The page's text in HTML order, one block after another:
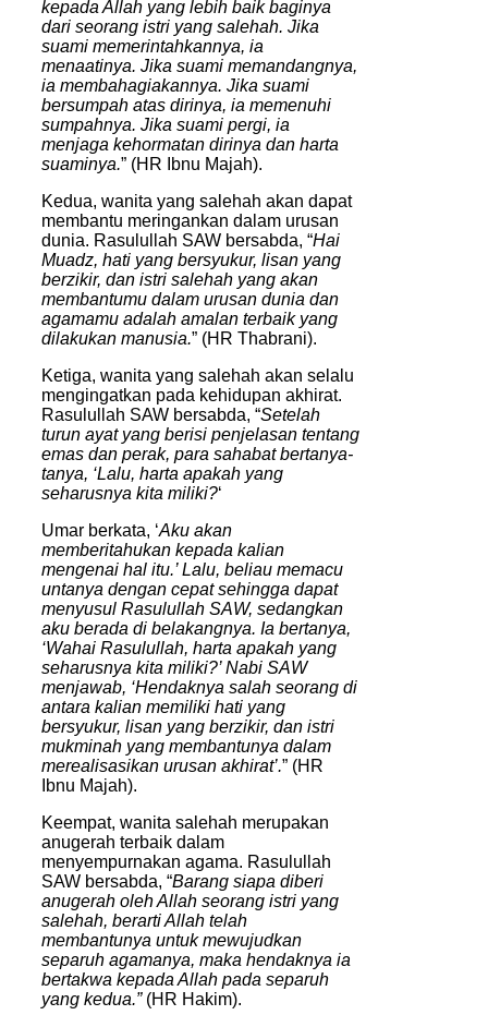
kepada Allah yang lebih baik baginya
dari seorang istri yang salehah. Jika
suami memerintahkannya, ia
menaatinya. Jika suami memandangnya,
ia membahagiakannya. Jika suami
bersumpah atas dirinya, ia memenuhi
sumpahnya. Jika suami pergi, ia
menjaga kehormatan dirinya dan harta
suaminya.” (HR Ibnu Majah).
Kedua, wanita yang salehah akan dapat
membantu meringankan dalam urusan
dunia. Rasulullah SAW bersabda, “Hai
Muadz, hati yang bersyukur, lisan yang
berzikir, dan istri salehah yang akan
membantumu dalam urusan dunia dan
agamamu adalah amalan terbaik yang
dilakukan manusia.” (HR Thabrani).
Ketiga, wanita yang salehah akan selalu
mengingatkan pada kehidupan akhirat.
Rasulullah SAW bersabda, “Setelah
turun ayat yang berisi penjelasan tentang
emas dan perak, para sahabat bertanya-
tanya, ‘Lalu, harta apakah yang
seharusnya kita miliki?‘
Umar berkata, ‘Aku akan
memberitahukan kepada kalian
mengenai hal itu.’ Lalu, beliau memacu
untanya dengan cepat sehingga dapat
menyusul Rasulullah SAW, sedangkan
aku berada di belakangnya. Ia bertanya,
‘Wahai Rasulullah, harta apakah yang
seharusnya kita miliki?’ Nabi SAW
menjawab, ‘Hendaknya salah seorang di
antara kalian memiliki hati yang
bersyukur, lisan yang berzikir, dan istri
mukminah yang membantunya dalam
merealisasikan urusan akhirat’.” (HR
Ibnu Majah).
Keempat, wanita salehah merupakan
anugerah terbaik dalam
menyempurnakan agama. Rasulullah
SAW bersabda, “Barang siapa diberi
anugerah oleh Allah seorang istri yang
salehah, berarti Allah telah
membantunya untuk mewujudkan
separuh agamanya, maka hendaknya ia
bertakwa kepada Allah pada separuh
yang kedua.”(HR Hakim).